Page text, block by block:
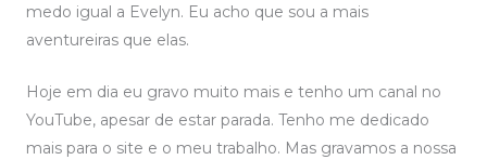
medo igual a Evelyn. Eu acho que sou a mais
aventureiras que elas.
Hoje em dia eu gravo muito mais e tenho um canal no
YouTube, apesar de estar parada. Tenho me dedicado
mais para o site e o meu trabalho. Mas gravamos a nossa